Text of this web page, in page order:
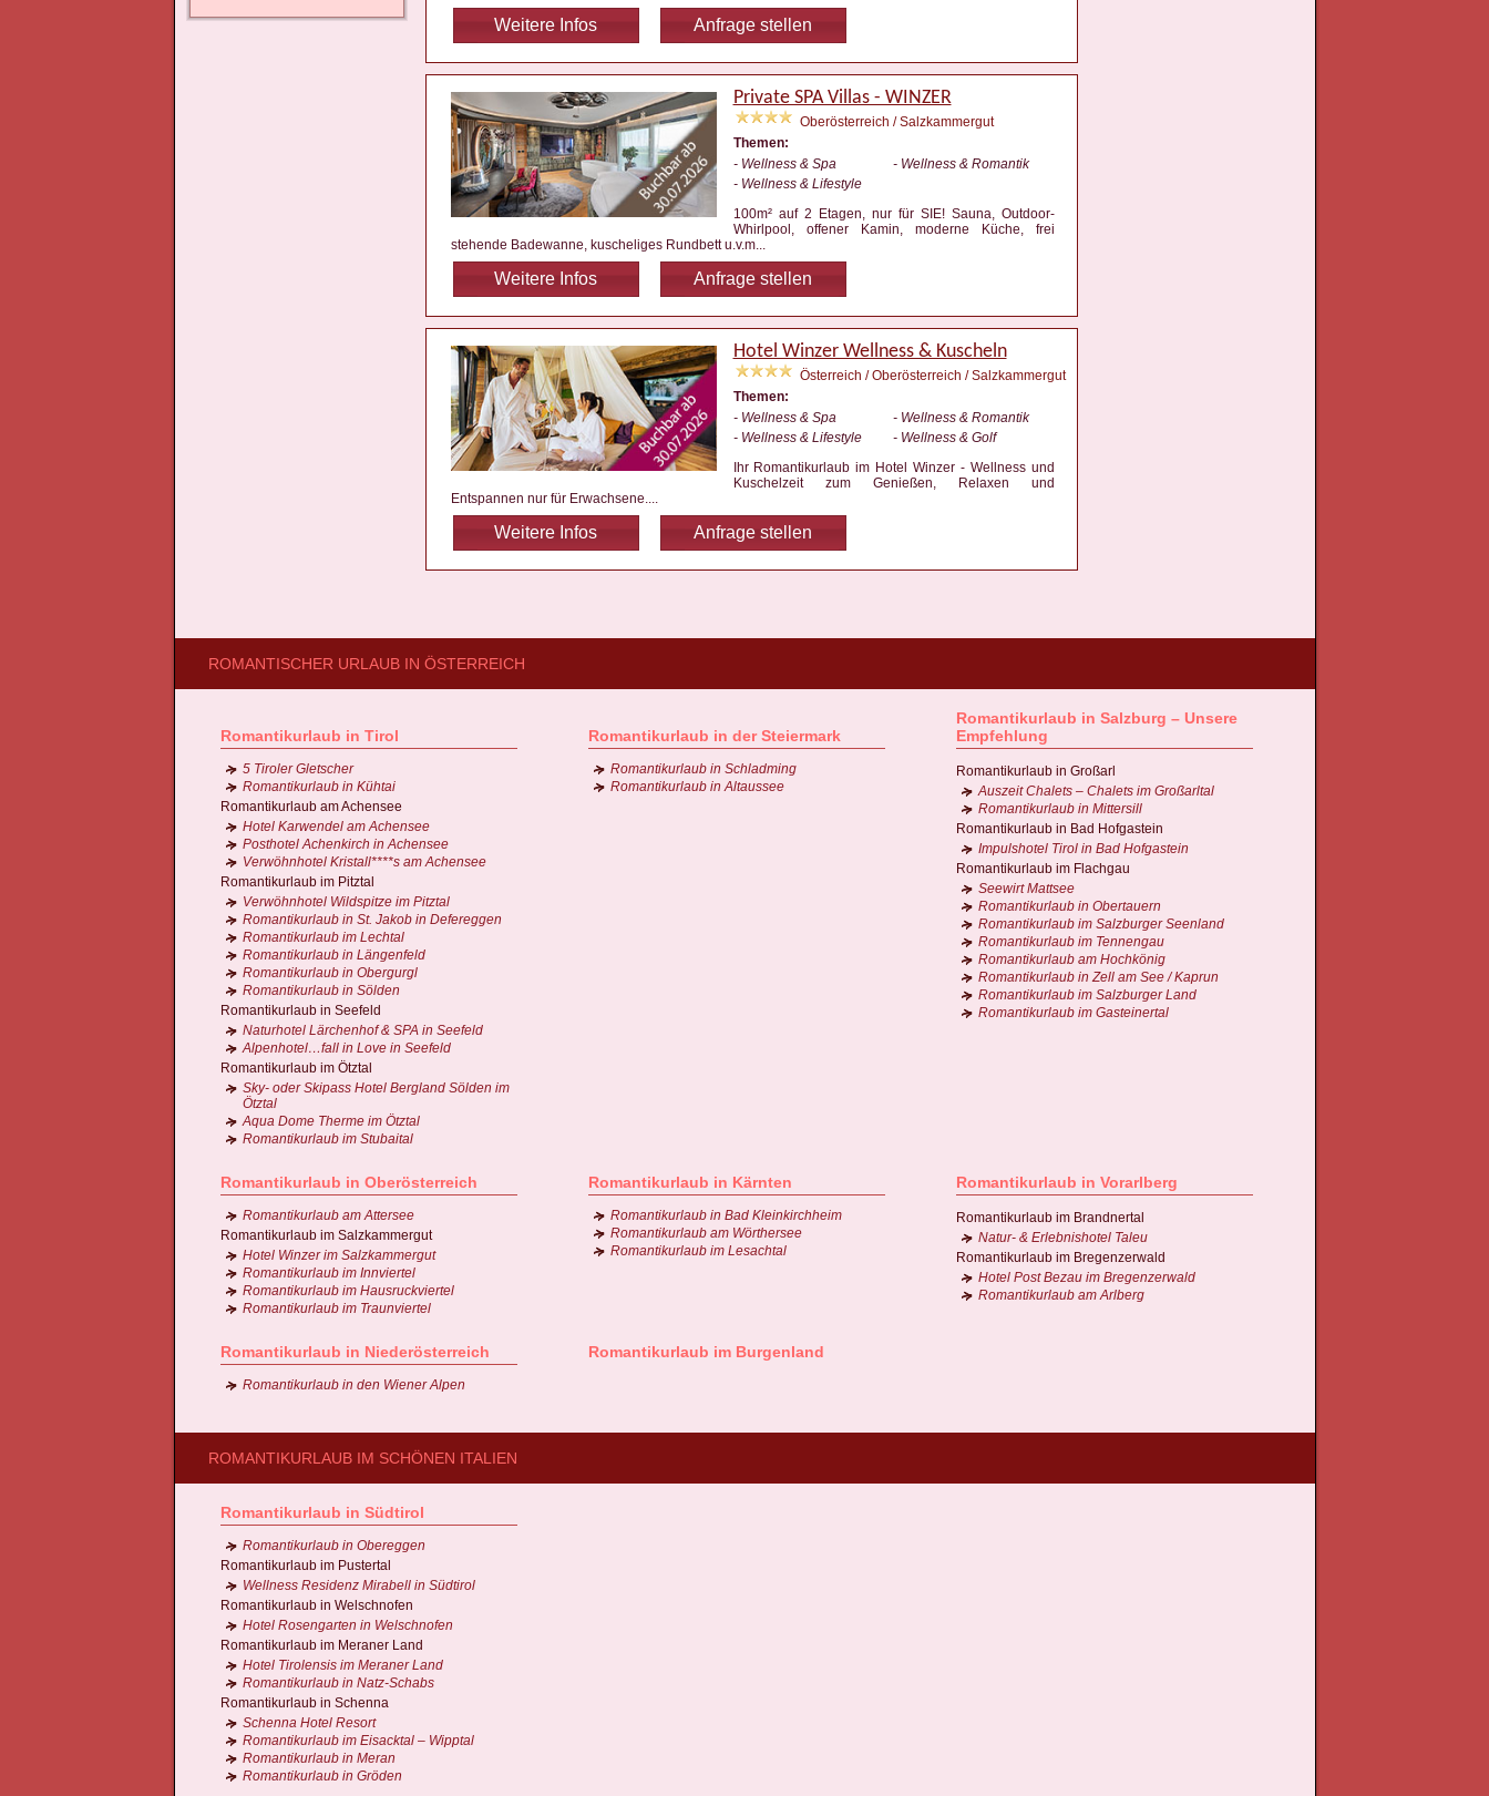
Weitere Infos Anfrage stellen
Private SPA Villas - WINZER
Oberösterreich / Salzkammergut
Themen:
- Wellness & Spa
- Wellness & Romantik
- Wellness & Lifestyle
100m² auf 2 Etagen, nur für SIE! Sauna, Outdoor-
Whirlpool, offener Kamin, moderne Küche, frei
stehende Badewanne, kuscheliges Rundbett u.v.m...
Weitere Infos Anfrage stellen
Hotel Winzer Wellness & Kuscheln
Österreich / Oberösterreich / Salzkammergut
Themen:
- Wellness & Spa
- Wellness & Romantik
- Wellness & Lifestyle
- Wellness & Golf
Ihr Romantikurlaub im Hotel Winzer - Wellness und
Kuschelzeit zum Genießen, Relaxen und
Entspannen nur für Erwachsene....
Weitere Infos Anfrage stellen
ROMANTISCHER URLAUB IN ÖSTERREICH
Romantikurlaub in Tirol
5 Tiroler Gletscher
Romantikurlaub in Kühtai
Romantikurlaub am Achensee
Hotel Karwendel am Achensee
Posthotel Achenkirch in Achensee
Verwöhnhotel Kristall****s am Achensee
Romantikurlaub im Pitztal
Verwöhnhotel Wildspitze im Pitztal
Romantikurlaub in St. Jakob in Defereggen
Romantikurlaub im Lechtal
Romantikurlaub in Längenfeld
Romantikurlaub in Obergurgl
Romantikurlaub in Sölden
Romantikurlaub in Seefeld
Naturhotel Lärchenhof & SPA in Seefeld
Alpenhotel…fall in Love in Seefeld
Romantikurlaub im Ötztal
Sky- oder Skipass Hotel Bergland Sölden im
Ötztal
Aqua Dome Therme im Ötztal
Romantikurlaub im Stubaital
Romantikurlaub in der Steiermark
Romantikurlaub in Schladming
Romantikurlaub in Altaussee
Romantikurlaub in Salzburg – Unsere
Empfehlung
Romantikurlaub in Großarl
Auszeit Chalets – Chalets im Großarltal
Romantikurlaub in Mittersill
Romantikurlaub in Bad Hofgastein
Impulshotel Tirol in Bad Hofgastein
Romantikurlaub im Flachgau
Seewirt Mattsee
Romantikurlaub in Obertauern
Romantikurlaub im Salzburger Seenland
Romantikurlaub im Tennengau
Romantikurlaub am Hochkönig
Romantikurlaub in Zell am See / Kaprun
Romantikurlaub im Salzburger Land
Romantikurlaub im Gasteinertal
Romantikurlaub in Oberösterreich
Romantikurlaub am Attersee
Romantikurlaub im Salzkammergut
Hotel Winzer im Salzkammergut
Romantikurlaub im Innviertel
Romantikurlaub im Hausruckviertel
Romantikurlaub im Traunviertel
Romantikurlaub in Kärnten
Romantikurlaub in Bad Kleinkirchheim
Romantikurlaub am Wörthersee
Romantikurlaub im Lesachtal
Romantikurlaub in Vorarlberg
Romantikurlaub im Brandnertal
Natur- & Erlebnishotel Taleu
Romantikurlaub im Bregenzerwald
Hotel Post Bezau im Bregenzerwald
Romantikurlaub am Arlberg
Romantikurlaub in Niederösterreich
Romantikurlaub in den Wiener Alpen
Romantikurlaub im Burgenland
ROMANTIKURLAUB IM SCHÖNEN ITALIEN
Romantikurlaub in Südtirol
Romantikurlaub in Obereggen
Romantikurlaub im Pustertal
Wellness Residenz Mirabell in Südtirol
Romantikurlaub in Welschnofen
Hotel Rosengarten in Welschnofen
Romantikurlaub im Meraner Land
Hotel Tirolensis im Meraner Land
Romantikurlaub in Natz-Schabs
Romantikurlaub in Schenna
Schenna Hotel Resort
Romantikurlaub im Eisacktal – Wipptal
Romantikurlaub in Meran
Romantikurlaub in Gröden